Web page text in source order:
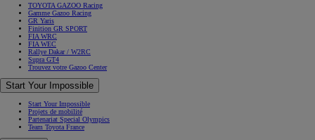
TOYOTA GAZOO Racing
Gamme Gazoo Racing
GR Yaris
Finition GR SPORT
FIA WRC
FIA WEC
Rallye Dakar / W2RC
Supra GT4
Trouvez votre Gazoo Center
Start Your Impossible
Start Your Impossible
Projets de mobilité
Partenariat Special Olympics
Team Toyota France